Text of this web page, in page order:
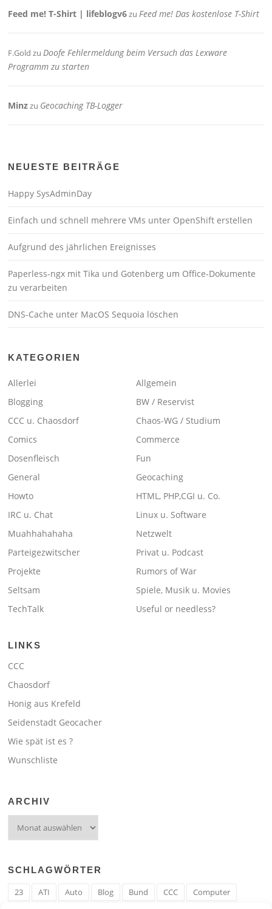
Feed me! T-Shirt | lifeblogv6zuFeed me! Das kostenlose T-Shirt
F.Gold zuDoofe Fehlermeldung beim Versuch das Lexware
Programm zu starten
Minzzu Geocaching TB-Logger
NEUESTE BEITRÄGE
Happy SysAdminDay
Einfach und schnell mehrere VMs unter OpenShift erstellen
Aufgrund des jährlichen Ereignisses
Paperless-ngx mit Tika und Gotenberg um Office-Dokumente
zu verarbeiten
DNS-Cache unter MacOS Sequoia löschen
KATEGORIEN
Allerlei
Allgemein
Blogging
BW / Reservist
CCC u. Chaosdorf
Chaos-WG / Studium
Comics
Commerce
Dosenfleisch
Fun
General
Geocaching
Howto
HTML, PHP,CGI u. Co.
IRC u. Chat
Linux u. Software
Muahhahahaha
Netzwelt
Parteigezwitscher
Privat u. Podcast
Projekte
Rumors of War
Seltsam
Spiele, Musik u. Movies
TechTalk
Useful or needless?
LINKS
CCC
Chaosdorf
Honig aus Krefeld
Seidenstadt Geocacher
Wie spät ist es ?
Wunschliste
ARCHIV
SCHLAGWÖRTER
23 ATI Auto Blog Bund CCC
Computer